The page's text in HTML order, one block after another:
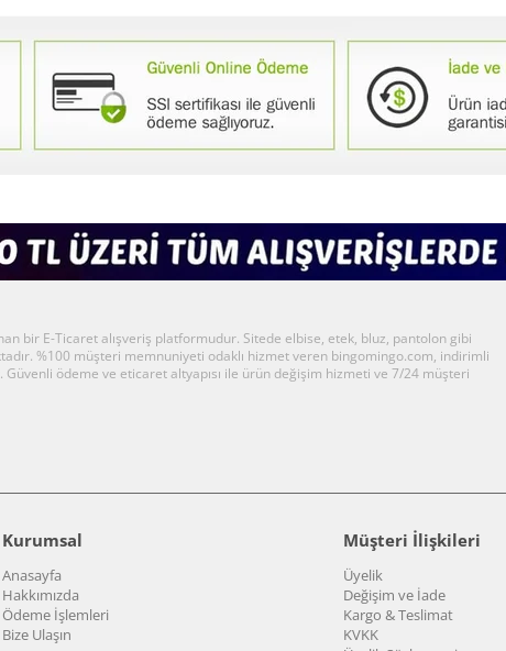
bir E-Ticaret alışveriş platformudur. Sitede elbise, etek, bluz, pantolon gibi
%100 müşteri memnuniyeti odaklı hizmet veren bingomingo.com, indirimli
ödeme ve eticaret altyapısı ile ürün değişim hizmeti ve 7/24 müşteri
Kurumsal
Anasayfa
Hakkımızda
Ödeme İşlemleri
Bize Ulaşın
Müşteri İlişkileri
Üyelik
Değişim ve İade
Kargo & Teslimat
KVKK